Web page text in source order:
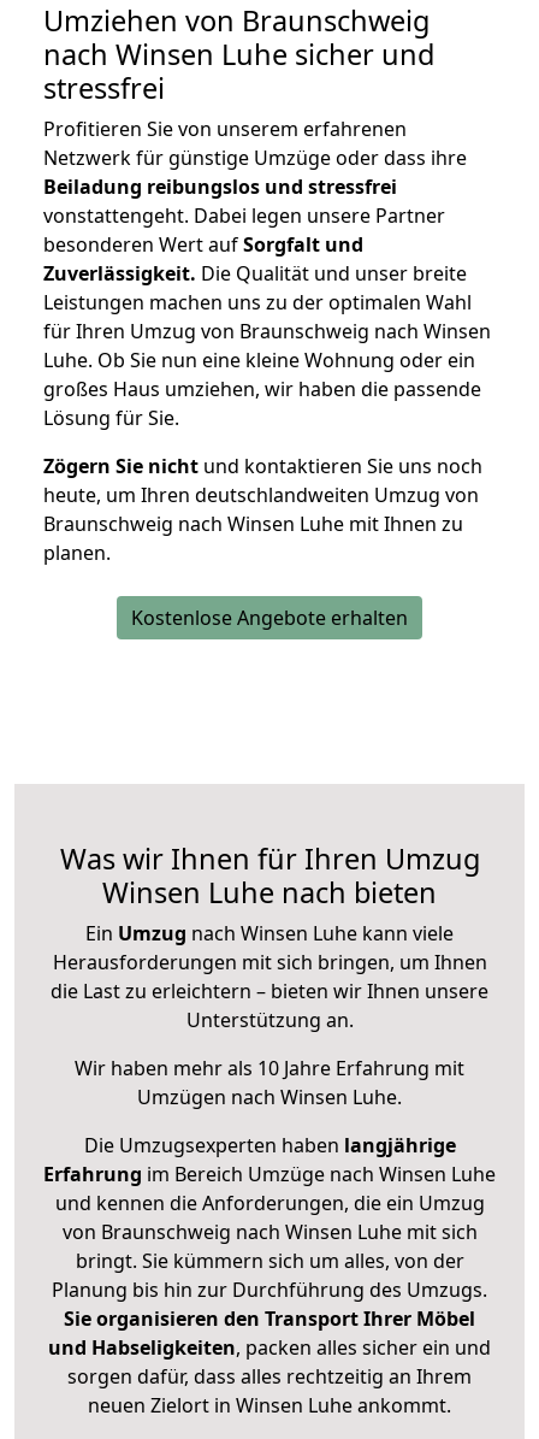
Umziehen von Braunschweig
nach Winsen Luhe sicher und
stressfrei
Profitieren Sie von unserem erfahrenen
Netzwerk für günstige Umzüge oder dass ihre
Beiladung reibungslos und stressfrei
vonstattengeht. Dabei legen unsere Partner
besonderen Wert aufSorgfalt und
Zuverlässigkeit. Die Qualität und unser breite
Leistungen machen uns zu der optimalen Wahl
für Ihren Umzug von Braunschweig nach Winsen
Luhe. Ob Sie nun eine kleine Wohnung oder ein
großes Haus umziehen, wir haben die passende
Lösung für Sie.
Zögern Sie nicht und kontaktieren Sie uns noch
heute, um Ihren deutschlandweiten Umzug von
Braunschweig nach Winsen Luhe mit Ihnen zu
planen.
Kostenlose Angebote erhalten
Was wir Ihnen für Ihren Umzug
Winsen Luhe nach bieten
Ein Umzug nach Winsen Luhe kann viele
Herausforderungen mit sich bringen, um Ihnen
die Last zu erleichtern – bieten wir Ihnen unsere
Unterstützung an.
Wir haben mehr als 10 Jahre Erfahrung mit
Umzügen nach Winsen Luhe.
Die Umzugsexperten haben langjährige
Erfahrung im Bereich Umzüge nach Winsen Luhe
und kennen die Anforderungen, die ein Umzug
von Braunschweig nach Winsen Luhe mit sich
bringt. Sie kümmern sich um alles, von der
Planung bis hin zur Durchführung des Umzugs.
Sie organisieren den Transport Ihrer Möbel
und Habseligkeiten, packen alles sicher ein und
sorgen dafür, dass alles rechtzeitig an Ihrem
neuen Zielort in Winsen Luhe ankommt.